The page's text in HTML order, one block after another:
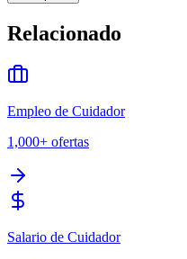
Relacionado
Empleo de Cuidador
1,000+ ofertas
Salario de Cuidador